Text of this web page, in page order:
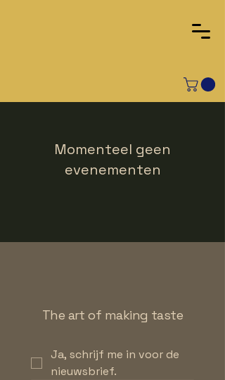
Momenteel geen
evenementen
The art of making taste
Ja, schrijf me in voor de
nieuwsbrief.